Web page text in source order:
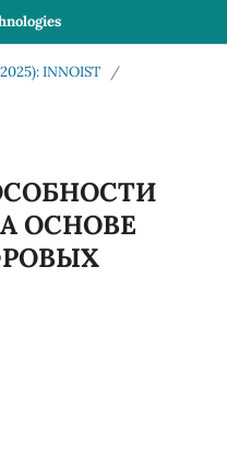
INNOIST
/
ОСНОВЕ